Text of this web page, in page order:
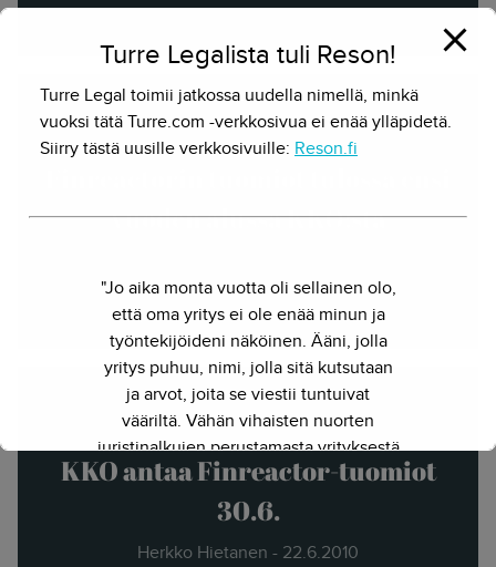
vuoden alussa KKO:sta
KKO antaa Finreactor-tuomiot
30.6.
Herkko Hietanen - 22.6.2010
Turre Legalista tuli Reson!
Turre Legal toimii jatkossa uudella nimellä, minkä
vuoksi tätä Turre.com -verkkosivua ei enää ylläpidetä.
Siirry tästä uusille verkkosivuille: Reson.fi
"Jo aika monta vuotta oli sellainen olo,
että oma yritys ei ole enää minun ja
työntekijöideni näköinen. Ääni, jolla
yritys puhuu, nimi, jolla sitä kutsutaan
ja arvot, joita se viestii tuntuivat
vääriltä. Vähän vihaisten nuorten
juristinalkujen perustamasta yrityksestä
on kasvanut kokenut ja
näkemyksellinen asiantuntijayritys.
Siksi julkaisimme uuden nimen ja
verkkosivun. Out with the old - in with